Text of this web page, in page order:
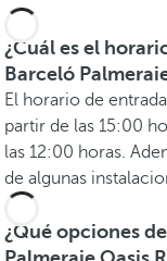
¿Cuál es el
Barceló
El horario de
partir de las 15:00
las 12:00 horas.
de algunas
¿Qué opciones